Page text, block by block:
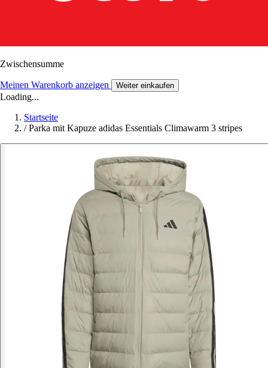
Zwischensumme
Meinen Warenkorb anzeigen Weiter einkaufen
Loading...
Startseite
/ Parka mit Kapuze adidas Essentials Climawarm 3 stripes